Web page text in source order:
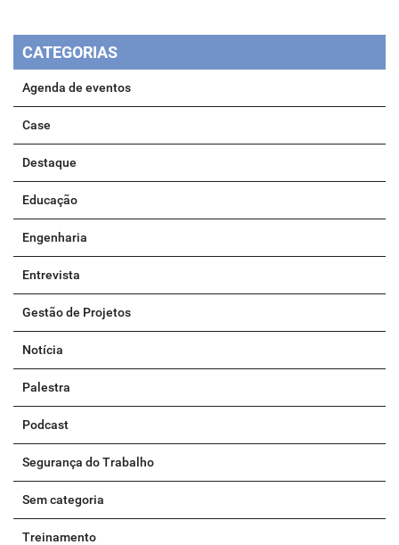
CATEGORIAS
Agenda de eventos
Case
Destaque
Educação
Engenharia
Entrevista
Gestão de Projetos
Notícia
Palestra
Podcast
Segurança do Trabalho
Sem categoria
Treinamento